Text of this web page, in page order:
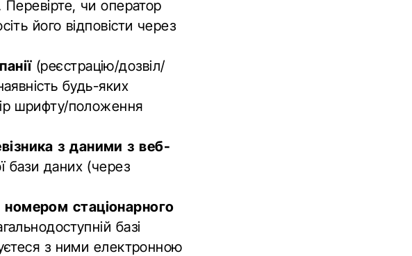
Перевірте, чи оператор
його відповісти через
(реєстрацію/дозвіл/
будь-яких
шрифту/положення
з даними з веб-
бази даних (через
стаціонарного
базі
з ними електронною